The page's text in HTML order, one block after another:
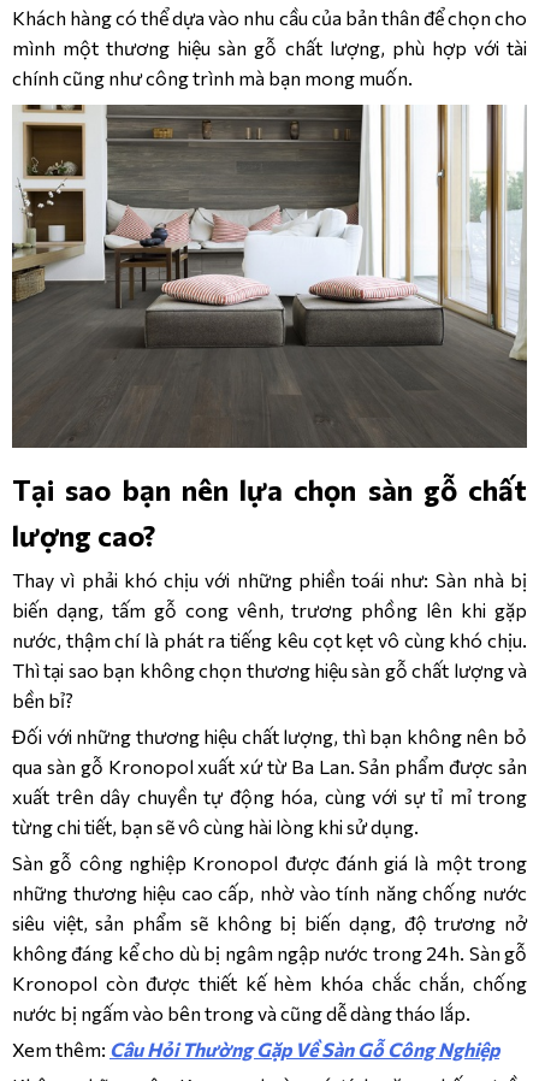
Khách hàng có thể dựa vào nhu cầu của bản thân để chọn cho
mình một thương hiệu sàn gỗ chất lượng, phù hợp với tài
chính cũng như công trình mà bạn mong muốn.
Tại sao bạn nên lựa chọn sàn gỗ chất
lượng cao?
Thay vì phải khó chịu với những phiền toái như: Sàn nhà bị
biến dạng, tấm gỗ cong vênh, trương phồng lên khi gặp
nước, thậm chí là phát ra tiếng kêu cọt kẹt vô cùng khó chịu.
Thì tại sao bạn không chọn thương hiệu sàn gỗ chất lượng và
bền bỉ?
Đối với những thương hiệu chất lượng, thì bạn không nên bỏ
qua sàn gỗ Kronopol xuất xứ từ Ba Lan. Sản phẩm được sản
xuất trên dây chuyền tự động hóa, cùng với sự tỉ mỉ trong
từng chi tiết, bạn sẽ vô cùng hài lòng khi sử dụng.
Sàn gỗ công nghiệp Kronopol được đánh giá là một trong
những thương hiệu cao cấp, nhờ vào tính năng chống nước
siêu việt, sản phẩm sẽ không bị biến dạng, độ trương nở
không đáng kể cho dù bị ngâm ngập nước trong 24h. Sàn gỗ
Kronopol còn được thiết kế hèm khóa chắc chắn, chống
nước bị ngấm vào bên trong và cũng dễ dàng tháo lắp.
Xem thêm: Câu Hỏi Thường Gặp Về Sàn Gỗ Công Nghiệp